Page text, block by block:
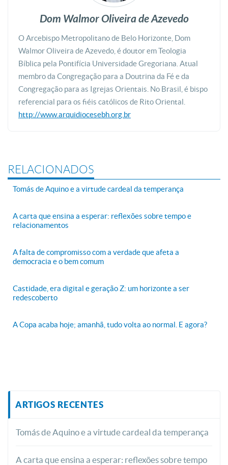
Dom Walmor Oliveira de Azevedo
O Arcebispo Metropolitano de Belo Horizonte, Dom
Walmor Oliveira de Azevedo, é doutor em Teologia
Bíblica pela Pontifícia Universidade Gregoriana. Atual
membro da Congregação para a Doutrina da Fé e da
Congregação para as Igrejas Orientais. No Brasil, é bispo
referencial para os fiéis católicos de Rito Oriental.
http://www.arquidiocesebh.org.br
RELACIONADOS
Tomás de Aquino e a virtude cardeal da temperança
A carta que ensina a esperar: reflexões sobre tempo e
relacionamentos
A falta de compromisso com a verdade que afeta a
democracia e o bem comum
Castidade, era digital e geração Z: um horizonte a ser
redescoberto
A Copa acaba hoje; amanhã, tudo volta ao normal. E agora?
ARTIGOS RECENTES
Tomás de Aquino e a virtude cardeal da temperança
A carta que ensina a esperar: reflexões sobre tempo